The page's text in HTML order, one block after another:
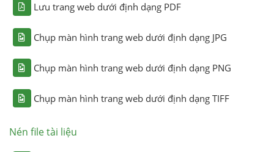
Lưu trang web dưới định dạng PDF
Chụp màn hình trang web dưới định dạng JPG
Chụp màn hình trang web dưới định dạng PNG
Chụp màn hình trang web dưới định dạng TIFF
Nén file tài liệu